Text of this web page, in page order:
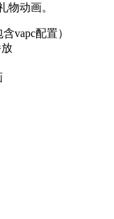
物动画。
vapc配置）